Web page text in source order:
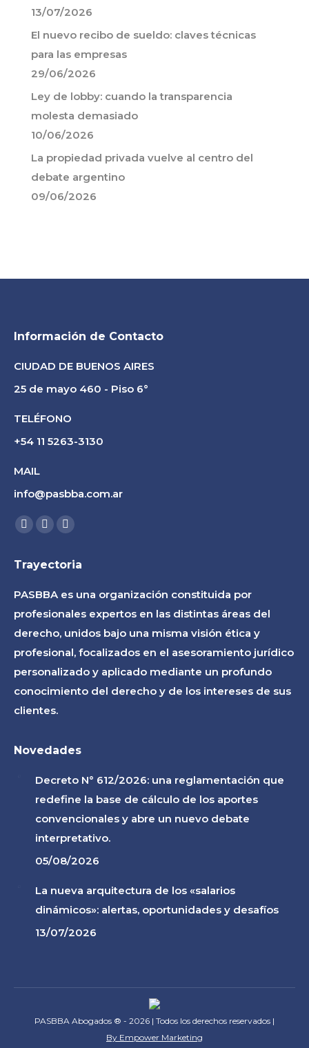
13/07/2026
El nuevo recibo de sueldo: claves técnicas
para las empresas
29/06/2026
Ley de lobby: cuando la transparencia
molesta demasiado
10/06/2026
La propiedad privada vuelve al centro del
debate argentino
09/06/2026
Información de Contacto
CIUDAD DE BUENOS AIRES
25 de mayo 460 - Piso 6°
TELÉFONO
+54 11 5263-3130
MAIL
info@pasbba.com.ar
Find us on:
Facebook
opens
window
Linkedin
opens
window
Instagram
opens
window
Trayectoria
PASBBA es una organización constituida por
profesionales expertos en las distintas áreas del
derecho, unidos bajo una misma visión ética y
profesional, focalizados en el asesoramiento jurídico
personalizado y aplicado mediante un profundo
conocimiento del derecho y de los intereses de sus
clientes.
Novedades
Decreto N° 612/2026: una reglamentación que
redefine la base de cálculo de los aportes
convencionales y abre un nuevo debate
interpretativo.
05/08/2026
La nueva arquitectura de los «salarios
dinámicos»: alertas, oportunidades y desafíos
13/07/2026
PASBBA Abogados ® - 2026 | Todos los derechos reservados |
By Empower Marketing